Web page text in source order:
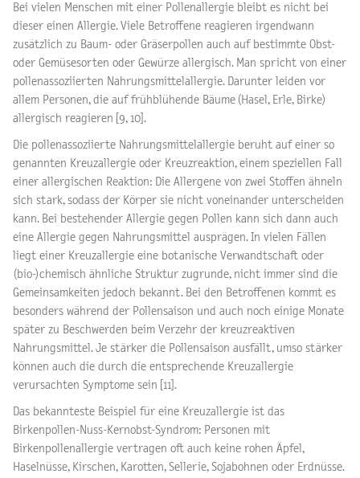
Bei vielen Menschen mit einer Pollenallergie bleibt es nicht bei
dieser einen Allergie. Viele Betroffene reagieren irgendwann
zusätzlich zu Baum- oder Gräserpollen auch auf bestimmte Obst-
oder Gemüsesorten oder Gewürze allergisch. Man spricht von einer
pollenassoziierten Nahrungsmittelallergie. Darunter leiden vor
allem Personen, die auf frühblühende Bäume (Hasel, Erle, Birke)
allergisch reagieren [9, 10].
Die pollenassoziierte Nahrungsmittelallergie beruht auf einer so
genannten Kreuzallergie oder Kreuzreaktion, einem speziellen Fall
einer allergischen Reaktion: Die Allergene von zwei Stoffen ähneln
sich stark, sodass der Körper sie nicht voneinander unterscheiden
kann. Bei bestehender Allergie gegen Pollen kann sich dann auch
eine Allergie gegen Nahrungsmittel ausprägen. In vielen Fällen
liegt einer Kreuzallergie eine botanische Verwandtschaft oder
(bio-)chemisch ähnliche Struktur zugrunde, nicht immer sind die
Gemeinsamkeiten jedoch bekannt. Bei den Betroffenen kommt es
besonders während der Pollensaison und auch noch einige Monate
später zu Beschwerden beim Verzehr der kreuzreaktiven
Nahrungsmittel. Je stärker die Pollensaison ausfällt, umso stärker
können auch die durch die entsprechende Kreuzallergie
verursachten Symptome sein [11].
Das bekannteste Beispiel für eine Kreuzallergie ist das
Birkenpollen-Nuss-Kernobst-Syndrom: Personen mit
Birkenpollenallergie vertragen oft auch keine rohen Äpfel,
Haselnüsse, Kirschen, Karotten, Sellerie, Sojabohnen oder Erdnüsse.